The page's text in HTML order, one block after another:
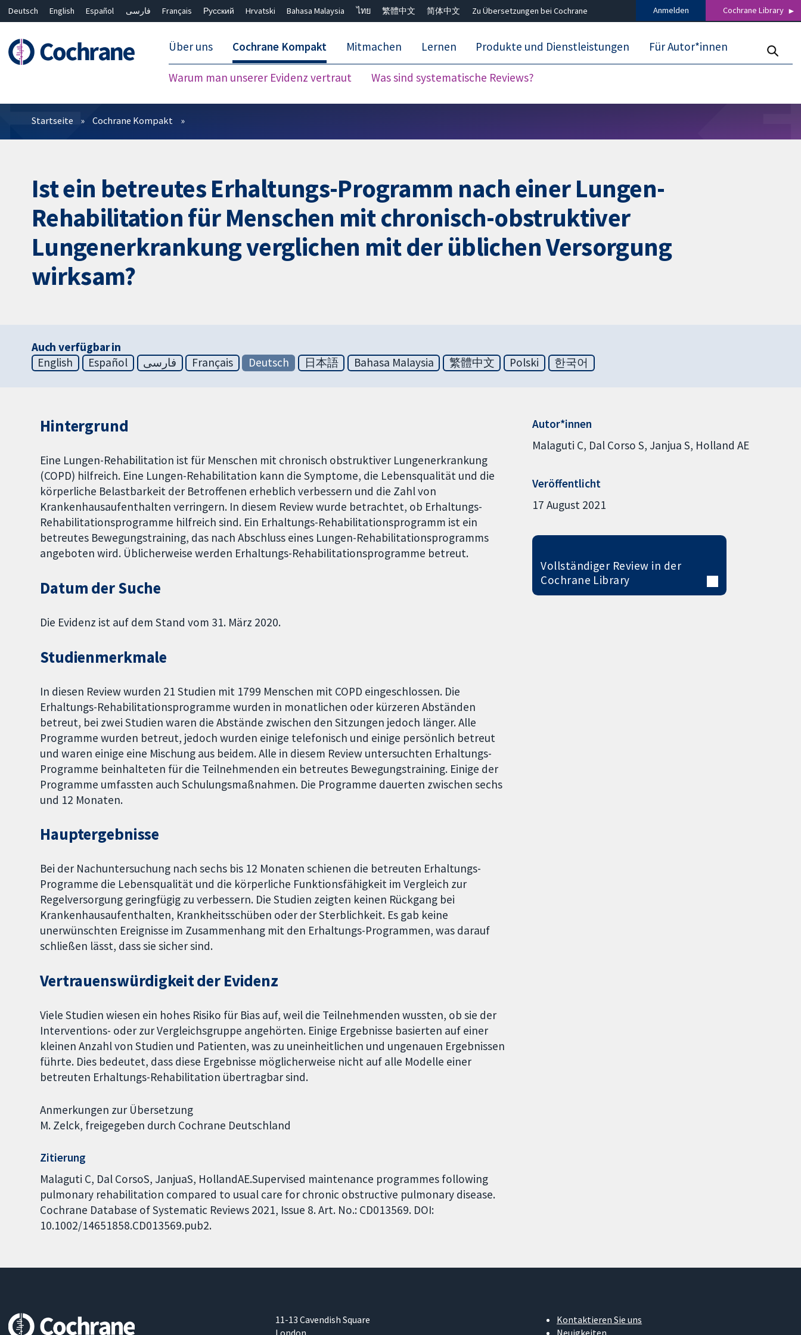
Deutsch English Español فارسی Français Русский Hrvatski Bahasa Malaysia ไทย 繁體中文 简体中文 Zu Übersetzungen bei Cochrane Anmelden Cochrane Library
Über uns Cochrane Kompakt
Warum man unserer Evidenz vertraut Was sind systematische Reviews?
Mitmachen Lernen Produkte und Dienstleistungen Für Autor*innen
Filter
Startseite Cochrane Kompakt
Ist ein betreutes Erhaltungs-Programm nach einer Lungen-
Rehabilitation für Menschen mit chronisch-obstruktiver
Lungenerkrankung verglichen mit der üblichen Versorgung
wirksam?
Auch verfügbar in
English
Español فارسی Français Deutsch 日本語 Bahasa Malaysia 繁體中文 Polski 한국어
Hintergrund
Eine Lungen-Rehabilitation ist für Menschen mit chronisch obstruktiver Lungenerkrankung
(COPD) hilfreich. Eine Lungen-Rehabilitation kann die Symptome, die Lebensqualität und die
körperliche Belastbarkeit der Betroffenen erheblich verbessern und die Zahl von
Krankenhausaufenthalten verringern. In diesem Review wurde betrachtet, ob Erhaltungs-
Rehabilitationsprogramme hilfreich sind. Ein Erhaltungs-Rehabilitationsprogramm ist ein
betreutes Bewegungstraining, das nach Abschluss eines Lungen-Rehabilitationsprogramms
angeboten wird. Üblicherweise werden Erhaltungs-Rehabilitationsprogramme betreut.
Datum der Suche
Die Evidenz ist auf dem Stand vom 31. März 2020.
Studienmerkmale
In diesen Review wurden 21 Studien mit 1799 Menschen mit COPD eingeschlossen. Die
Erhaltungs-Rehabilitationsprogramme wurden in monatlichen oder kürzeren Abständen
betreut, bei zwei Studien waren die Abstände zwischen den Sitzungen jedoch länger. Alle
Programme wurden betreut, jedoch wurden einige telefonisch und einige persönlich betreut
und waren einige eine Mischung aus beidem. Alle in diesem Review untersuchten Erhaltungs-
Programme beinhalteten für die Teilnehmenden ein betreutes Bewegungstraining. Einige der
Programme umfassten auch Schulungsmaßnahmen. Die Programme dauerten zwischen sechs
und 12 Monaten.
Hauptergebnisse
Bei der Nachuntersuchung nach sechs bis 12 Monaten schienen die betreuten Erhaltungs-
Programme die Lebensqualität und die körperliche Funktionsfähigkeit im Vergleich zur
Regelversorgung geringfügig zu verbessern. Die Studien zeigten keinen Rückgang bei
Krankenhausaufenthalten, Krankheitsschüben oder der Sterblichkeit. Es gab keine
unerwünschten Ereignisse im Zusammenhang mit den Erhaltungs-Programmen, was darauf
schließen lässt, dass sie sicher sind.
Vertrauenswürdigkeit der Evidenz
Viele Studien wiesen ein hohes Risiko für Bias auf, weil die Teilnehmenden wussten, ob sie der
Interventions- oder zur Vergleichsgruppe angehörten. Einige Ergebnisse basierten auf einer
kleinen Anzahl von Studien und Patienten, was zu uneinheitlichen und ungenauen Ergebnissen
führte. Dies bedeutet, dass diese Ergebnisse möglicherweise nicht auf alle Modelle einer
betreuten Erhaltungs-Rehabilitation übertragbar sind.
Anmerkungen zur Übersetzung
M. Zelck, freigegeben durch Cochrane Deutschland
Zitierung
Malaguti C, Dal CorsoS, JanjuaS, HollandAE.Supervised maintenance programmes following
pulmonary rehabilitation compared to usual care for chronic obstructive pulmonary disease.
Cochrane Database of Systematic Reviews 2021, Issue 8. Art. No.: CD013569. DOI:
10.1002/14651858.CD013569.pub2.
Autor*innen
Malaguti C Dal Corso S Janjua S Holland AE
Veröffentlicht
17 August 2021
Vollständiger Review in der
Cochrane Library
11-13 Cavendish Square
Kontaktieren Sie uns